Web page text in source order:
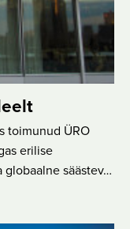
toimunud ÜRO
erilise
globaalne säästev…